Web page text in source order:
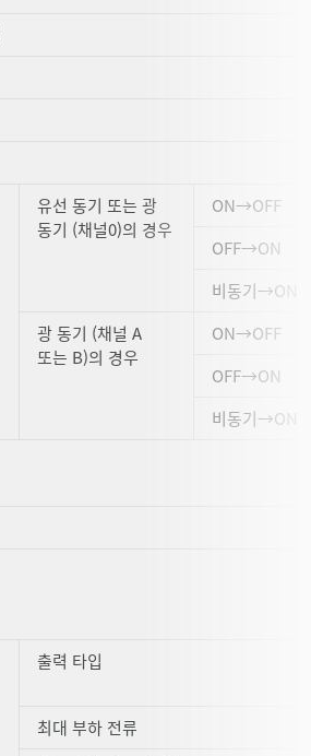
유선 동기 또는 광
동기 (채널0)의 경우
ON→OFF
OFF→ON
비동기→ON
광 동기 (채널 A
또는 B)의 경우
ON→OFF
OFF→ON
비동기→ON
출력 타입
최대 부하 전류